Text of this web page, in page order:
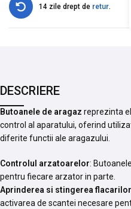
14 zile drept de retur.
DESCRIERE
Butoanele de aragaz reprezinta
control al aparatului, oferind
diferite functii ale aragazului.
Controlul arzatoarelor:
pentru fiecare arzator in parte.
Aprinderea si stingerea flacarilor
activarea de scantei necesare